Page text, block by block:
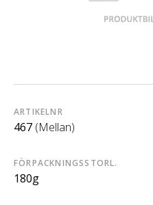
ARTIKELNR
467 (Mellan)
FÖRPACKNINGSSTORL.
180g